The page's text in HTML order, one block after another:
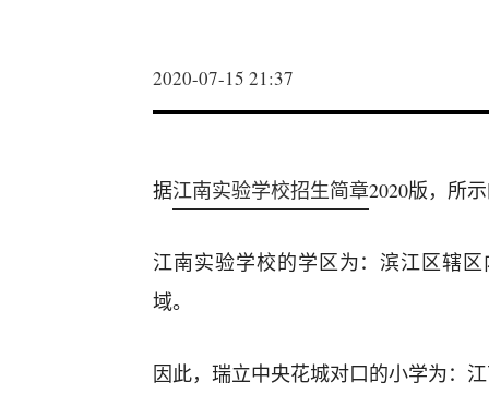
2020-07-15 21:37
据江南实验学校招生简章2020版，所
江南实验学校的学区为：滨江区辖
域。
因此，瑞立中央花城对口的小学为：